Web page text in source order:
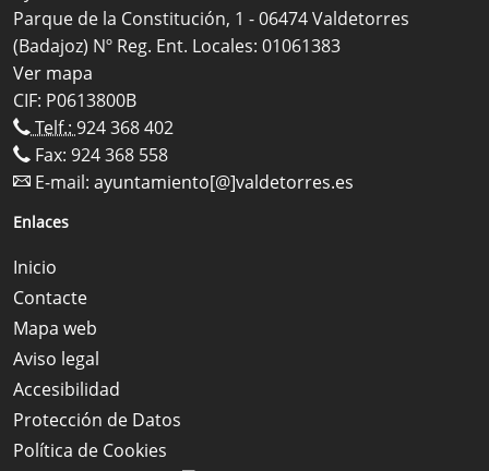
Parque de la Constitución, 1 - 06474 Valdetorres
(Badajoz) Nº Reg. Ent. Locales: 01061383
Ver mapa
CIF: P0613800B
Telf.: 924 368 402
Fax: 924 368 558
E-mail: ayuntamiento[@]valdetorres.es
Enlaces
Inicio
Contacte
Mapa web
Aviso legal
Accesibilidad
Protección de Datos
Política de Cookies